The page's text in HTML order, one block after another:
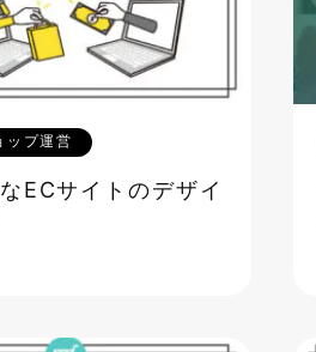
ップ運営
ECサイトのデザイ